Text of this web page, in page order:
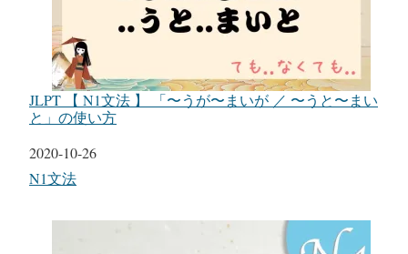
JLPT 【 N1文法 】 「〜うが〜まいが ／ 〜うと〜まい
と」の使い方
日付
2020-10-26
関連理由
N1文法